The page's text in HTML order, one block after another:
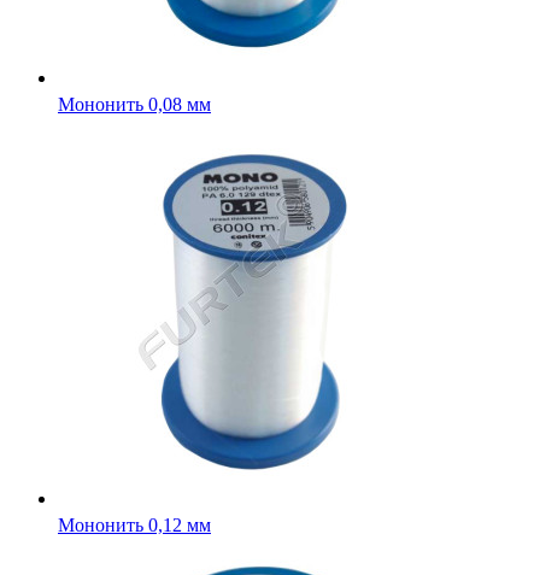
Мононить 0,08 мм
Мононить 0,12 мм